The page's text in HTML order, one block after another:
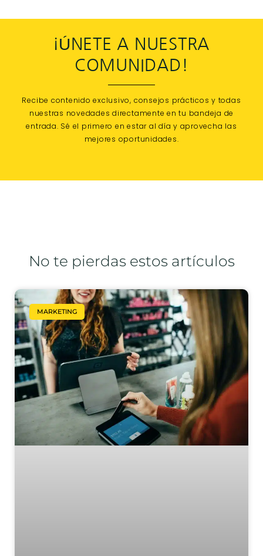
¡ÚNETE A NUESTRA
COMUNIDAD!
Recibe contenido exclusivo, consejos prácticos y todas
nuestras novedades directamente en tu bandeja de
entrada. Sé el primero en estar al día y aprovecha las
mejores oportunidades.
No te pierdas estos artículos
MARKETING